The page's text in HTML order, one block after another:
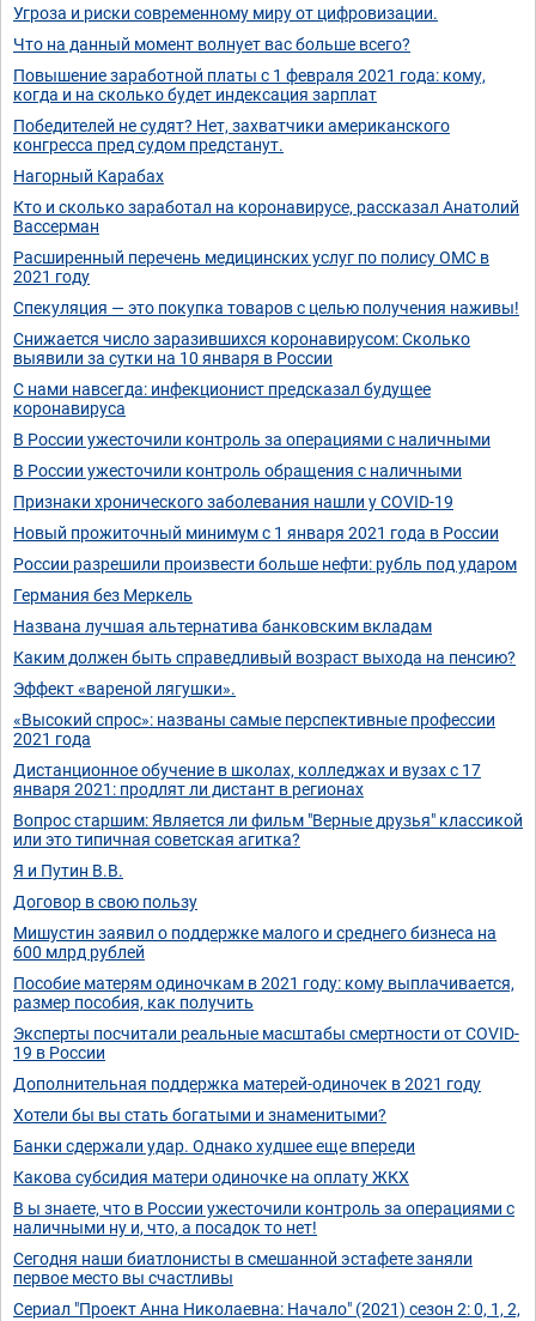
Угроза и риски современному миру от цифровизации.
Что на данный момент волнует вас больше всего?
Повышение заработной платы с 1 февраля 2021 года: кому,
когда и на сколько будет индексация зарплат
Победителей не судят? Нет, захватчики американского
конгресса пред судом предстанут.
Нагорный Карабах
Кто и сколько заработал на коронавирусе, рассказал Анатолий
Вассерман
Расширенный перечень медицинских услуг по полису ОМС в
2021 году
Спекуляция — это покупка товаров с целью получения наживы!
Снижается число заразившихся коронавирусом: Сколько
выявили за сутки на 10 января в России
С нами навсегда: инфекционист предсказал будущее
коронавируса
В России ужесточили контроль за операциями с наличными
В России ужесточили контроль обращения с наличными
Признаки хронического заболевания нашли у COVID-19
Новый прожиточный минимум с 1 января 2021 года в России
России разрешили произвести больше нефти: рубль под ударом
Германия без Меркель
Названа лучшая альтернатива банковским вкладам
Каким должен быть справедливый возраст выхода на пенсию?
Эффект «вареной лягушки».
«Высокий спрос»: названы самые перспективные профессии
2021 года
Дистанционное обучение в школах, колледжах и вузах с 17
января 2021: продлят ли дистант в регионах
Вопрос старшим: Является ли фильм "Верные друзья" классикой
или это типичная советская агитка?
Я и Путин В.В.
Договор в свою пользу
Мишустин заявил о поддержке малого и среднего бизнеса на
600 млрд рублей
Пособие матерям одиночкам в 2021 году: кому выплачивается,
размер пособия, как получить
Эксперты посчитали реальные масштабы смертности от COVID-
19 в России
Дополнительная поддержка матерей-одиночек в 2021 году
Хотели бы вы стать богатыми и знаменитыми?
Банки сдержали удар. Однако худшее еще впереди
Какова субсидия матери одиночке на оплату ЖКХ
В ы знаете, что в России ужесточили контроль за операциями с
наличными ну и, что, а посадок то нет!
Сегодня наши биатлонисты в смешанной эстафете заняли
первое место вы счастливы
Сериал "Проект Анна Николаевна: Начало" (2021) сезон 2: 0, 1, 2,